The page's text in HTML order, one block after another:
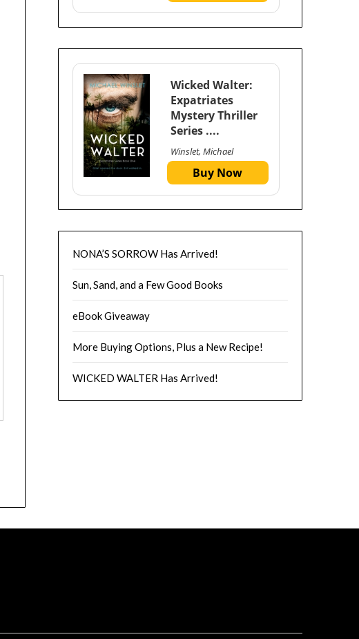
Wicked Walter:
Expatriates
Mystery Thriller
Series ....
Winslet, Michael
Buy Now
NONA’S SORROW Has Arrived!
Sun, Sand, and a Few Good Books
eBook Giveaway
More Buying Options, Plus a New Recipe!
WICKED WALTER Has Arrived!